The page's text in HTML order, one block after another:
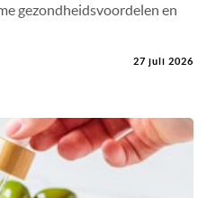
gezondheidsvoordelen en
27 juli 2026